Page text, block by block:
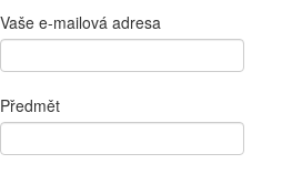
Vaše e-mailová adresa
Předmět